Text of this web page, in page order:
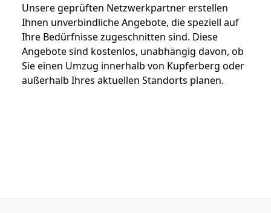
Unsere geprüften Netzwerkpartner erstellen
Ihnen unverbindliche Angebote, die speziell auf
Ihre Bedürfnisse zugeschnitten sind. Diese
Angebote sind kostenlos, unabhängig davon, ob
Sie einen Umzug innerhalb von Kupferberg oder
außerhalb Ihres aktuellen Standorts planen.